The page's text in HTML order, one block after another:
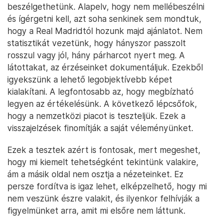
beszélgethetünk. Alapelv, hogy nem mellébeszélni
és ígérgetni kell, azt soha senkinek sem mondtuk,
hogy a Real Madridtól hozunk majd ajánlatot. Nem
statisztikát vezetünk, hogy hányszor passzolt
rosszul vagy jól, hány párharcot nyert meg. A
látottakat, az érzéseinket dokumentáljuk. Ezekből
igyekszünk a lehető legobjektívebb képet
kialakítani. A legfontosabb az, hogy megbízható
legyen az értékelésünk. A következő lépcsőfok,
hogy a nemzetközi piacot is teszteljük. Ezek a
visszajelzések finomítják a saját véleményünket.
Ezek a tesztek azért is fontosak, mert megeshet,
hogy mi kiemelt tehetségként tekintünk valakire,
ám a másik oldal nem osztja a nézeteinket. Ez
persze fordítva is igaz lehet, elképzelhető, hogy mi
nem veszünk észre valakit, és ilyenkor felhívják a
figyelmünket arra, amit mi elsőre nem láttunk.